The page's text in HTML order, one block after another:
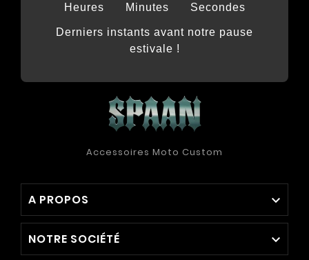
Heures Minutes Secondes
Derniers instants avant notre pause
estivale !
Accessoires Moto Custom
A PROPOS 
NOTRE SOCIÉTÉ 